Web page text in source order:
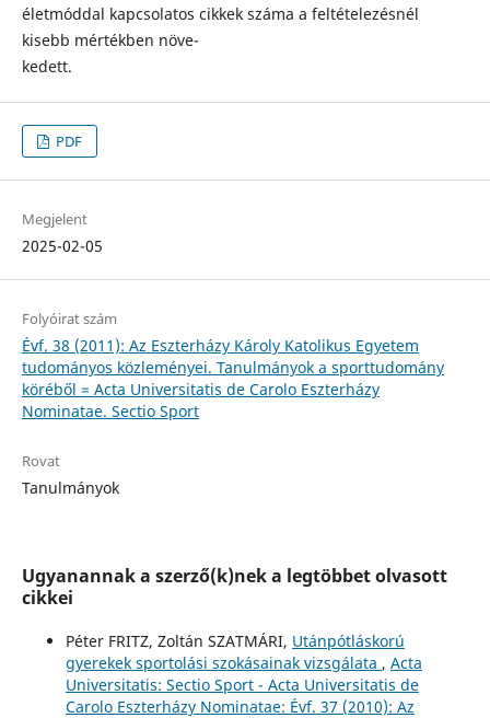
életmóddal kapcsolatos cikkek száma a feltételezésnél
kisebb mértékben növe-
kedett.
PDF
Megjelent
2025-02-05
Folyóirat szám
Évf. 38 (2011): Az Eszterházy Károly Katolikus Egyetem
tudományos közleményei. Tanulmányok a sporttudomány
köréből = Acta Universitatis de Carolo Eszterházy
Nominatae. Sectio Sport
Rovat
Tanulmányok
Ugyanannak a szerző(k)nek a legtöbbet olvasott
cikkei
Péter FRITZ, Zoltán SZATMÁRI, Utánpótláskorú
gyerekek sportolási szokásainak vizsgálata , Acta
Universitatis: Sectio Sport - Acta Universitatis de
Carolo Eszterházy Nominatae: Évf. 37 (2010): Az